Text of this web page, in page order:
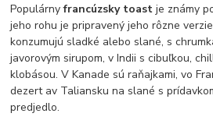
Populárnyfrancúzsky toastje známy
jeho rohu je pripravený jeho rôzne
konzumujú sladké alebo slané, s
javorovým sirupom, v Indii s cibuľkou,
klobásou. V Kanade sú raňajkami, vo
dezert av Taliansku na slané s
predjedlo.